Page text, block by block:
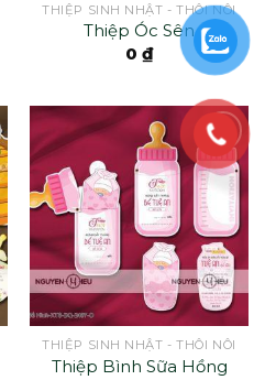
THIỆP SINH NHẬT - THÔI NÔI
Thiệp Óc Sên
0 ₫
THIỆP SINH NHẬT - THÔI NÔI
Thiệp Bình Sữa Hồng